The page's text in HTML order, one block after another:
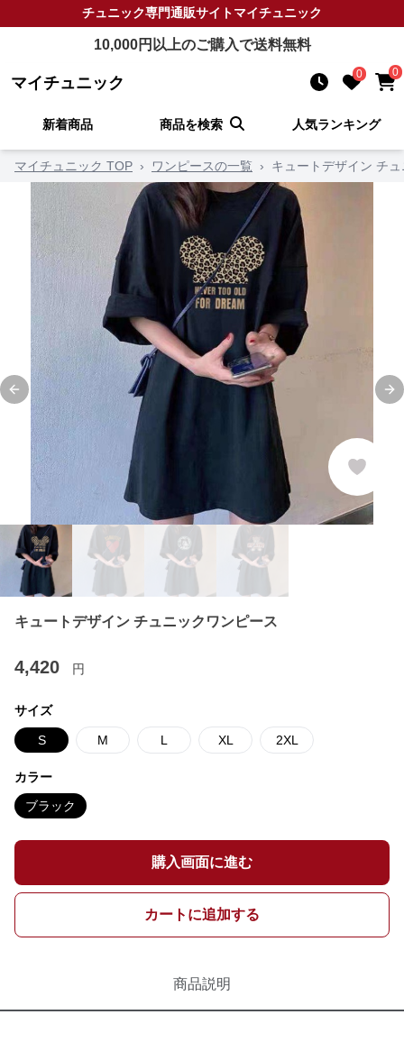
チュニック専門通販サイトマイチュニック
10,000円以上のご購入で送料無料
マイチュニック 0 0
新着商品 商品を検索 人気ランキング
マイチュニック TOP › ワンピースの一覧 › キュートデザイン チ
Previous slide
キュートデザイン チュニックワンピース
4,420 円
サイズ
S M L XL 2XL
カラー
ブラック
購入画面に進む
カートに追加する
商品説明